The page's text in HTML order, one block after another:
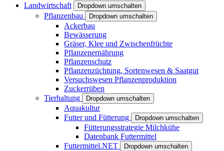
Landwirtschaft Dropdown umschalten
Pflanzenbau Dropdown umschalten
Ackerbau
Bewässerung
Gräser, Klee und Zwischenfrüchte
Pflanzenernährung
Pflanzenschutz
Pflanzenzüchtung, Sortenwesen & Saatgut
Versuchswesen Pflanzenproduktion
Zuckerrüben
Tierhaltung
Dropdown umschalten
Aquakultur
Futter und Fütterung
Dropdown umschalten
Fütterungsstrategie Milchkühe
Datenbank Futtermittel
Futtermittel.NET
Dropdown umschalten